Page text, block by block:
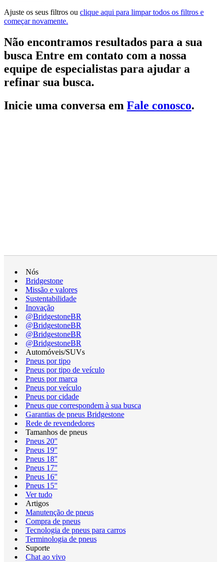
Ajuste os seus filtros ou clique aqui para limpar todos os filtros e
começar novamente.
Não encontramos resultados para a sua
busca Entre em contato com a nossa
equipe de especialistas para ajudar a
refinar sua busca.
Inicie uma conversa em Fale conosco.
Nós
Bridgestone
Missão e valores
Sustentabilidade
Inovação
@BridgestoneBR
@BridgestoneBR
@BridgestoneBR
@BridgestoneBR
Automóveis/SUVs
Pneus por tipo
Pneus por tipo de veículo
Pneus por marca
Pneus por veículo
Pneus por cidade
Pneus que correspondem à sua busca
Garantias de pneus Bridgestone
Rede de revendedores
Tamanhos de pneus
Pneus 20"
Pneus 19"
Pneus 18"
Pneus 17"
Pneus 16"
Pneus 15"
Ver tudo
Artigos
Manutenção de pneus
Compra de pneus
Tecnologia de pneus para carros
Terminologia de pneus
Suporte
Chat ao vivo